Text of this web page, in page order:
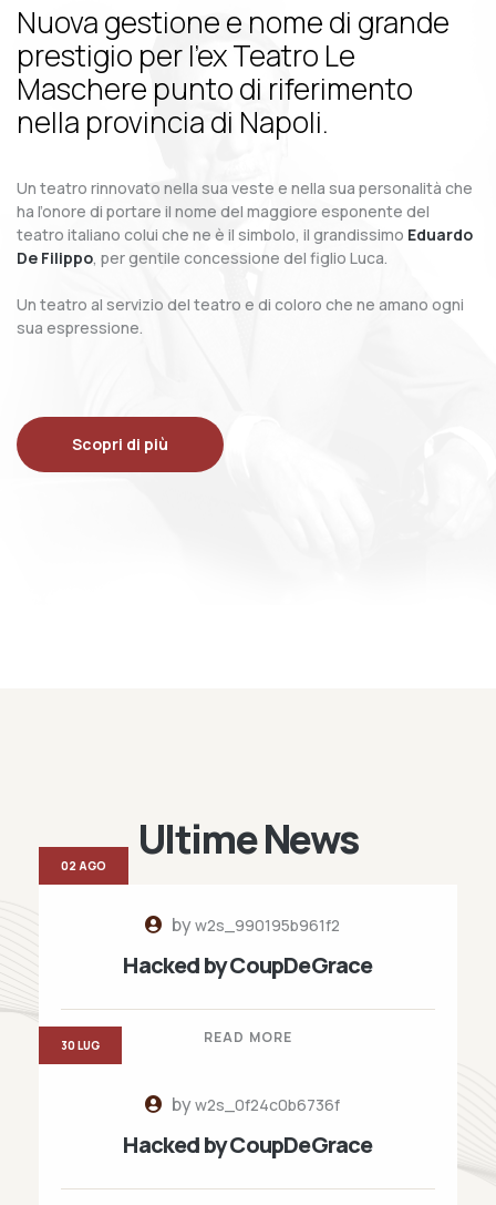
Nuova gestione e nome di grande
prestigio per l’ex Teatro Le
Maschere punto di riferimento
nella provincia di Napoli.
Un teatro rinnovato nella sua veste e nella sua personalità che
ha l’onore di portare il nome del maggiore esponente del
teatro italiano colui che ne è il simbolo, il grandissimo Eduardo
De Filippo, per gentile concessione del figlio Luca.
Un teatro al servizio del teatro e di coloro che ne amano ogni
sua espressione.
Scopri di più
Ultime News
byw2s_990195b961f2
Hacked by CoupDeGrace
READ MORE
02 AGO
byw2s_0f24c0b6736f
Hacked by CoupDeGrace
30 LUG